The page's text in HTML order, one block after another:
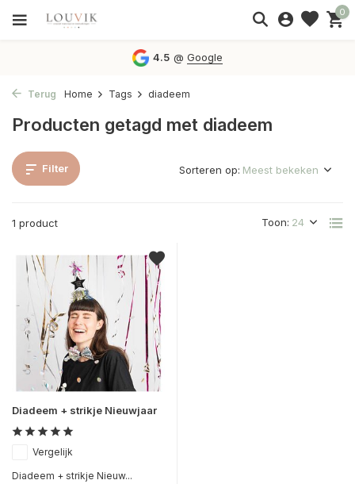
0
4.5 @Google
Terug Home Tags diadeem
Producten getagd met diadeem
Filter
1 product Toon:
Sorteren op:
Diadeem + strikje Nieuwjaar
Vergelijk
Diadeem + strikje Nieuw...